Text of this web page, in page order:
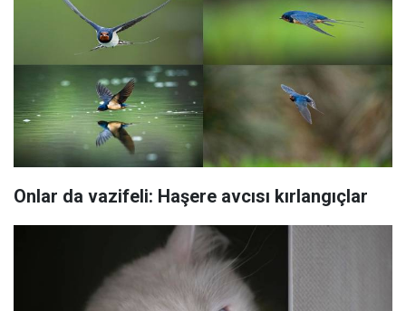
Onlar da vazifeli: Haşere avcısı kırlangıçlar